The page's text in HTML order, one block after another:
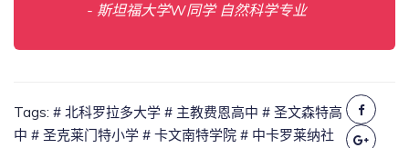
- 斯坦福大学W同学 自然科学专业
Tags: # 北科罗拉多大学 # 主教费恩高中 # 圣文森特高
中 # 圣克莱门特小学 # 卡文南特学院 # 中卡罗莱纳社